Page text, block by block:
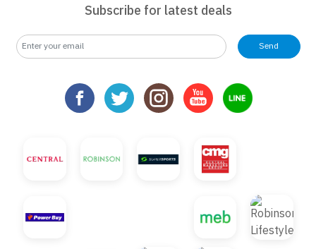
Subscribe for latest deals
Send